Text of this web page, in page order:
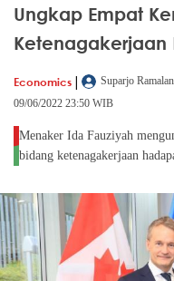
Ungkap Empat
Ketenagakerjaan
Economics |
Suparjo Ramalan
09/06/2022 23:50 WIB
Menaker Ida Fauziyah
bidang ketenagakerjaan